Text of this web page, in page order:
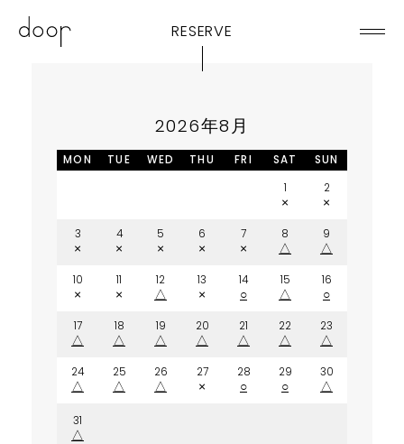
RESERVE
2026年8月
MON TUE WED THU FRI SAT
SUN
1
×
2
×
3
×
4
×
5
×
6
×
7
×
8
△
9
△
10
×
11
×
12
△
13
×
14
○
15
△
16
○
17
△
18
△
19
△
20
△
21
△
22
△
23
△
24
△
25
△
26
△
27
×
28
○
29
○
30
△
31
△